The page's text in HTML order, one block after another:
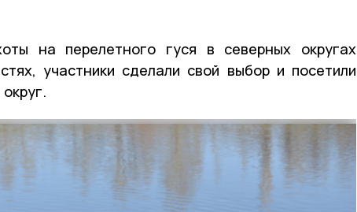
на перелетного гуся в северных округах
участники сделали свой выбор и посетили